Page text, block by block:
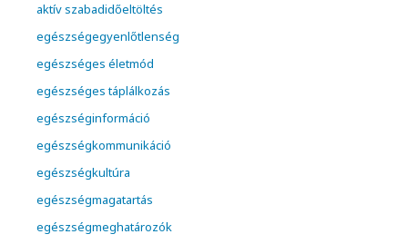
aktív szabadidőeltöltés
egészségegyenlőtlenség
egészséges életmód
egészséges táplálkozás
egészséginformáció
egészségkommunikáció
egészségkultúra
egészségmagatartás
egészségmeghatározók